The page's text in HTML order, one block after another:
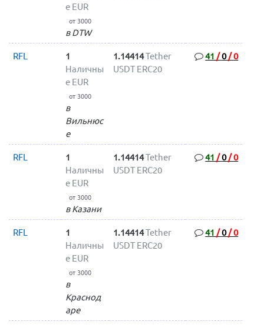
е EUR
от 3000
в DTW
RFL
1
Наличны
е EUR
от 3000
в
Вильнюс
е
1.14414Tether
USDT ERC20
41 /0/0
RFL
1
Наличны
е EUR
от 3000
в Казани
1.14414Tether
USDT ERC20
41 /0/0
RFL
1
Наличны
е EUR
от 3000
в
Краснод
аре
1.14414Tether
USDT ERC20
41 /0/0